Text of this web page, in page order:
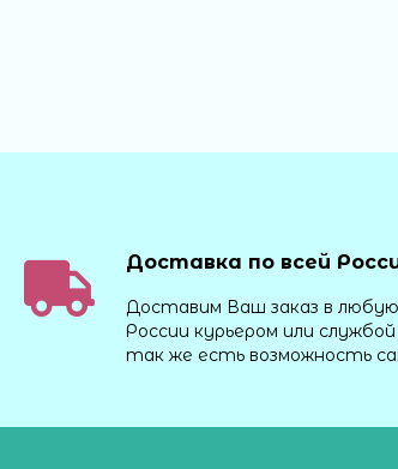
Доставка по всей
Доставим Ваш заказ в
России курьером или
так же есть возможность